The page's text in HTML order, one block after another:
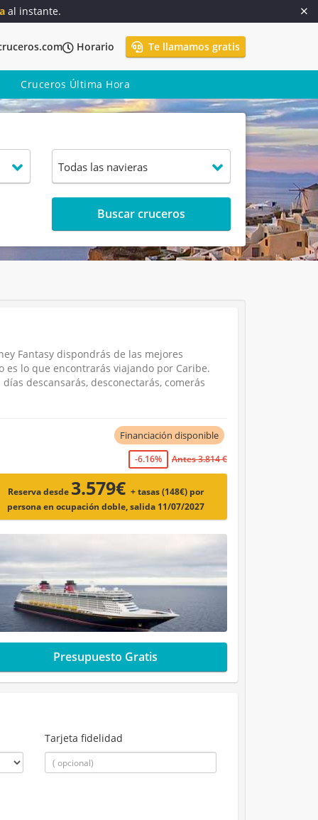
al instante.
Horario Te llamamos gratis
Cruceros Última Hora
Buscar cruceros
Fantasy dispondrás de las mejores
lo que encontrarás viajando por Caribe.
descansarás, desconectarás, comerás
Financiación disponible
-6.16% Antes 3.814 €
Reserva desde 3.579€ + tasas (148€) por
persona en ocupación doble, salida 11/07/2027
Presupuesto Gratis
Tarjeta fidelidad